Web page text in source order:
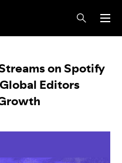
on Spotify
Editors